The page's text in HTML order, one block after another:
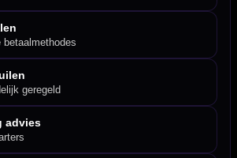
betaalmethodes
geregeld
advies